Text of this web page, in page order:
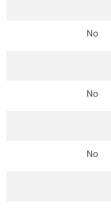
No
No
No